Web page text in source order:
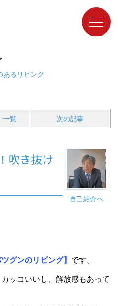
あるリビング
一覧 次の記事
自己紹介へ
吹き抜け
ツグンのリビング】 です。
ッコいいし、解放感もあって